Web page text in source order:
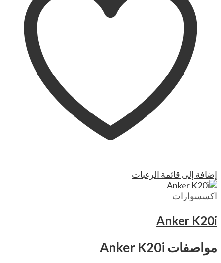
إضافة إلى قائمة الرغبات
اكسسوارات
Anker K20i
مواصفات Anker K20i